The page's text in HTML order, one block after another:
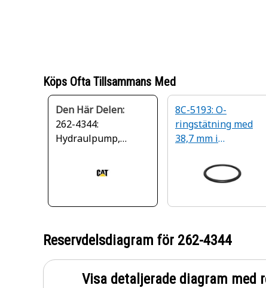
Köps Ofta Tillsammans Med
Den Här Delen:
262-4344:
Hydraulpump,
innerdiameter på
8C-5193: O-
ringstätning med
38,7 mm i
Reservdelsdiagram för 262-4344
Visa detaljerade diagram med